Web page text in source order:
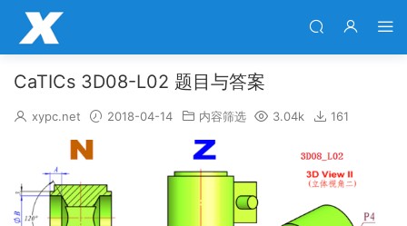
CaTICs 3D08-L02 题目与答案
xypc.net 2018-04-14 内容筛选 3.04k 161